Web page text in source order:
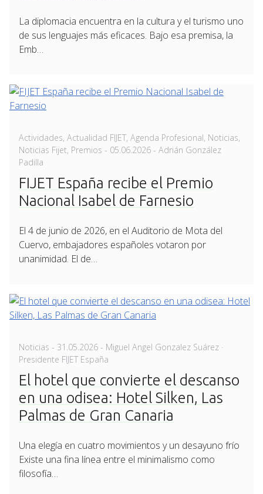
La diplomacia encuentra en la cultura y el turismo uno
de sus lenguajes más eficaces. Bajo esa premisa, la
Emb…
Actividades, Actualidad FIJET, Agenda Profesional, Noticias,
Noticias Fijet, Premios - Posted
05.06.2026 - Adrián González
Padilla
FIJET España recibe el Premio
Nacional Isabel de Farnesio
El 4 de junio de 2026, en el Auditorio de Mota del
Cuervo, embajadores españoles votaron por
unanimidad. El de…
Noticias - Posted
on
31.05.2026 - Miguel Angel Gonzalez Suárez ·
Presidente FIJET España
El hotel que convierte el descanso
en una odisea: Hotel Silken, Las
Palmas de Gran Canaria
Una elegía en cuatro movimientos y un desayuno frío
Existe una fina línea entre el minimalismo como
filosofía…